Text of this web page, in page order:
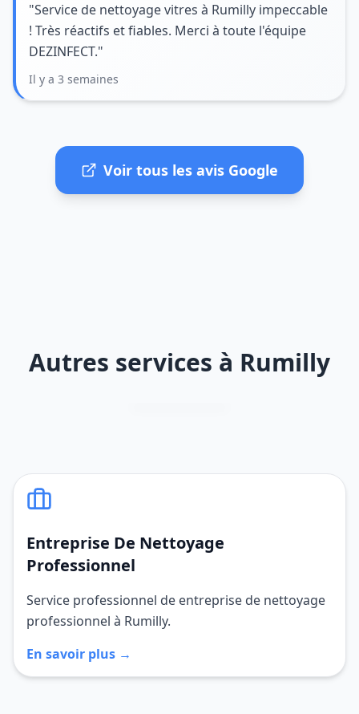
"Service de nettoyage vitres à Rumilly impeccable
! Très réactifs et fiables. Merci à toute l'équipe
DEZINFECT."
Il y a 3 semaines
Voir tous les avis Google
Autres services à Rumilly
Entreprise De Nettoyage
Professionnel
Service professionnel de entreprise de nettoyage
professionnel à Rumilly.
En savoir plus →